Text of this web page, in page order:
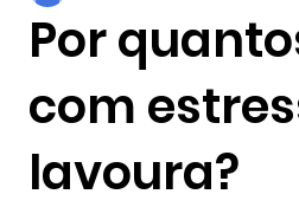
Por
com
lavoura?